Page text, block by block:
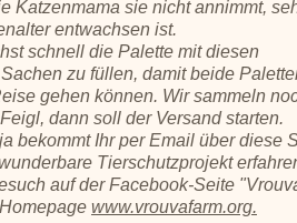
Katzenmama sie nicht annimmt,
entwachsen ist.
schnell die Palette mit diesen
zu füllen, damit beide
gehen können. Wir sammeln
dann soll der Versand starten.
bekommt Ihr per Email über diese
Tierschutzprojekt
auf der Facebook-Seite
www.vrouvafarm.org.